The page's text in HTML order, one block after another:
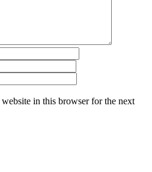
in this browser for the next